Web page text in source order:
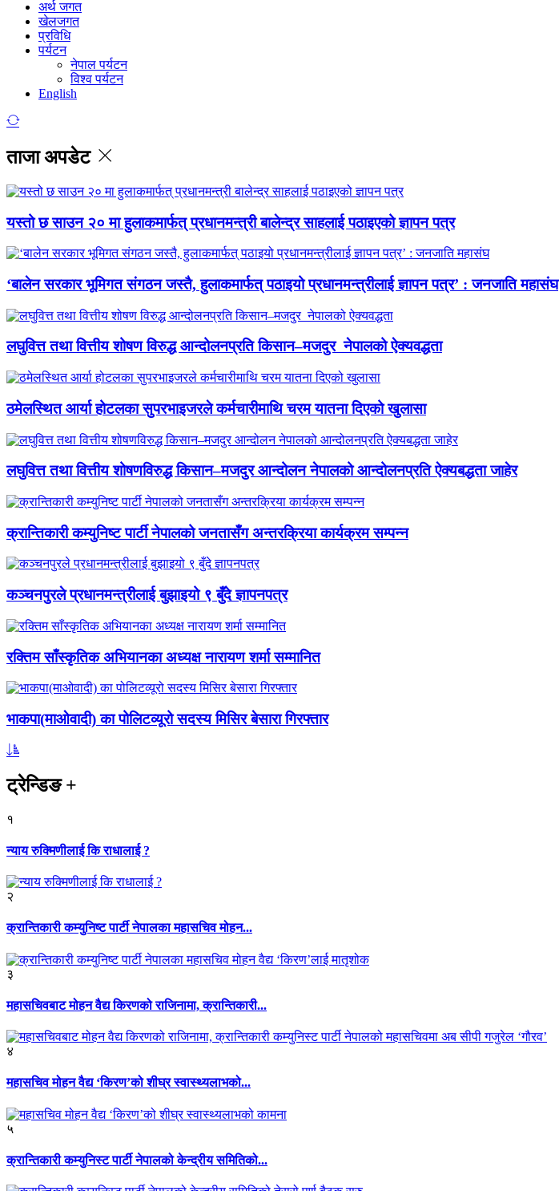
अर्थ जगत
खेलजगत
प्रविधि
पर्यटन
नेपाल पर्यटन
विश्व पर्यटन
English
ताजा अपडेट
यस्तो छ साउन २० मा हुलाकमार्फत् प्रधानमन्त्री बालेन्द्र साहलाई पठाइएको ज्ञापन पत्र
‘बालेन सरकार भूमिगत संगठन जस्तै, हुलाकमार्फत् पठाइयो प्रधानमन्त्रीलाई ज्ञापन पत्र’ : जनजाति महासंघ
लघुवित्त तथा वित्तीय शोषण विरुद्ध आन्दोलनप्रति किसान–मजदुर नेपालको ऐक्यवद्धता
ठमेलस्थित आर्या होटलका सुपरभाइजरले कर्मचारीमाथि चरम यातना दिएको खुलासा
लघुवित्त तथा वित्तीय शोषणविरुद्ध किसान–मजदुर आन्दोलन नेपालको आन्दोलनप्रति ऐक्यबद्धता जाहेर
क्रान्तिकारी कम्युनिष्ट पार्टी नेपालको जनतासँग अन्तरक्रिया कार्यक्रम सम्पन्न
कञ्चनपुरले प्रधानमन्त्रीलाई बुझाइयो ९ बुँदे ज्ञापनपत्र
रक्तिम साँस्कृतिक अभियानका अध्यक्ष नारायण शर्मा सम्मानित
भाकपा(माओवादी) का पोलिटव्यूरो सदस्य मिसिर बेसारा गिरफ्तार
ट्रेन्डिङ+
१
न्याय रुक्मिणीलाई कि राधालाई ?
२
क्रान्तिकारी कम्युनिष्ट पार्टी नेपालका महासचिव मोहन...
३
महासचिवबाट मोहन वैद्य किरणको राजिनामा, क्रान्तिकारी...
४
महासचिव मोहन वैद्य ‘किरण’को शीघ्र स्वास्थ्यलाभको...
५
क्रान्तिकारी कम्युनिस्ट पार्टी नेपालको केन्द्रीय समितिको...